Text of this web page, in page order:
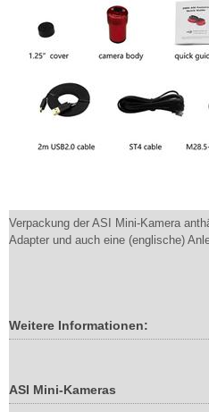
Verpackung der ASI Mini-Kamera
Adapter und auch eine (englische)
Weitere Informationen:
ASI Mini-Kameras